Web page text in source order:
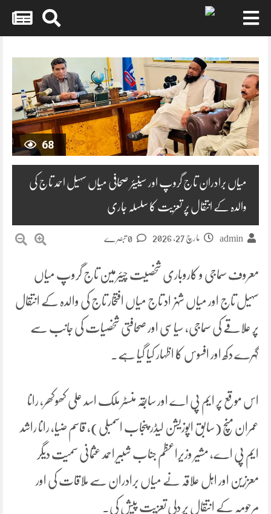
content
68
میاں برادران تاج گروپ اور سینیئر صحافی میاں سہیل احمد تاج کی
والدہ کے انتقال پر تعزیت کا سلسلہ جاری
admin مارچ 27, 2026
معروف سماجی و کاروباری شخصیت چیئرمین تاج گروپ میاں
سہیل تاج اور میاں شہزاد تاج میاں افتخار تاج کی والدہ کے انتقال
پر علاقے کی سماجی، سیاسی اور صحافتی شخصیات کی جانب سے
گہرے دکھ اور افسوس کا اظہار کیا گیا ہے۔
اس موقع پر ایم پی اے اور سابقہ منسٹر ملک اسد علی کھوکھر، رانا
عمران منچ (سابق اپوزیشن لیڈر پنجاب اسمبلی)، قاسم ضیا، رانا راشد
ایم پی اے، مشیر وزیراعظم جناب شبیر احمد عثمانی سمیت دیگر
معززین اور اہل علاقہ نے میاں برادران سے ملاقات کی اور
مرحومہ کے انتقال پر دلی تعزیت پیش کی۔